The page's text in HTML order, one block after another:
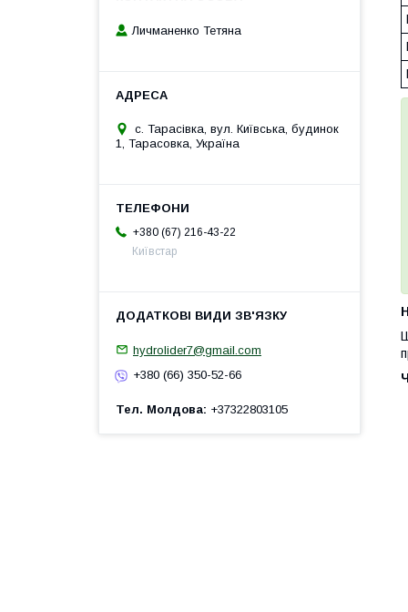
Личманенко Тетяна
с. Тарасівка, вул. Київська, будинок
1, Тарасовка, Україна
+380 (67) 216-43-22
Київстар
hydrolider7@gmail.com
+380 (66) 350-52-66
Тел. Молдова +37322803105